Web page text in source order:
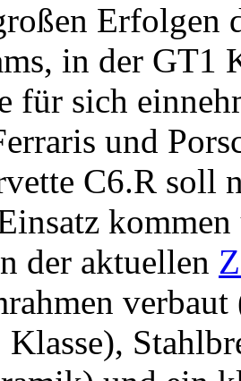
Erfolgen
in der GT1
für sich
und
C6.R soll
der aktuellen
verbaut